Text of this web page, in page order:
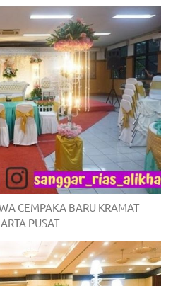
CEMPAKA BARU KRAMAT
PUSAT